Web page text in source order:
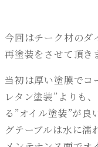
今回はチーク材のダ
再塗装をさせて頂き
当初は厚い塗膜でコ
レタン塗装”よりも
る”オイル塗装”が良
グテーブルは水に濡